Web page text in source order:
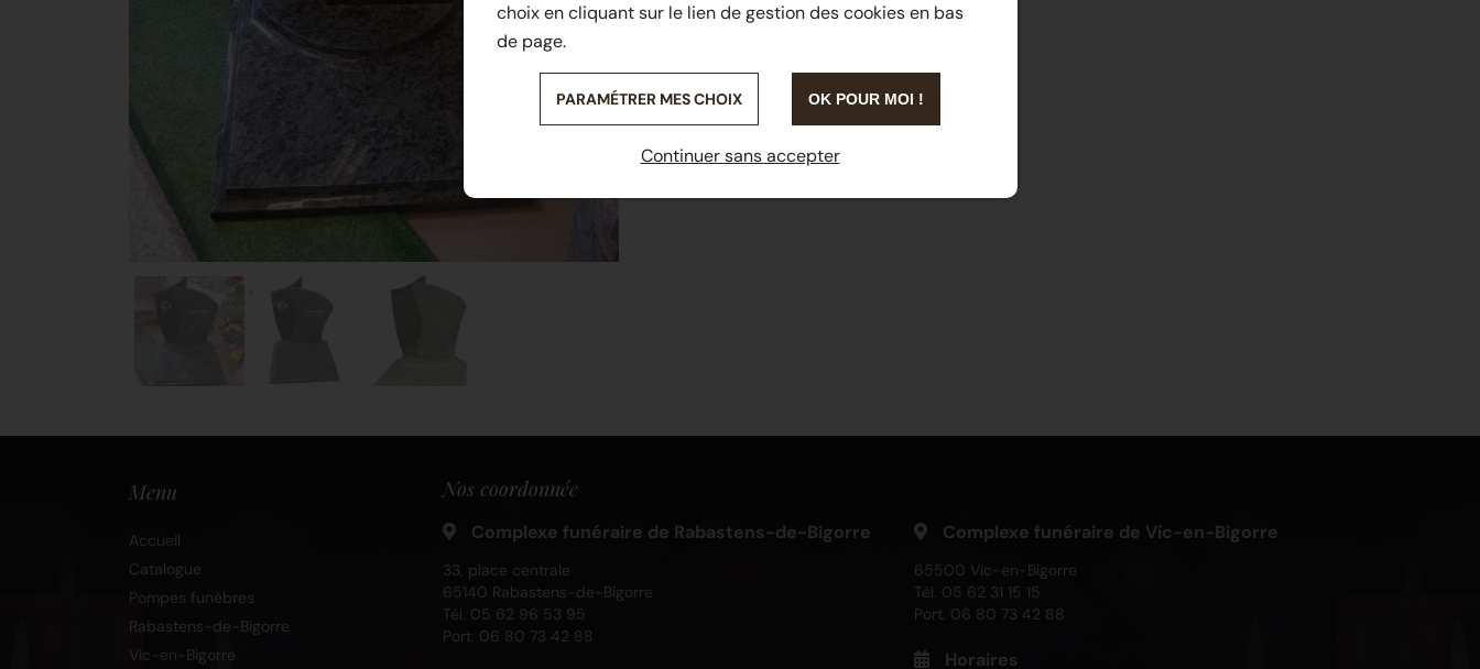
Menu
Accueil
Catalogue
Pompes funèbres
Rabastens-de-Bigorre
Vic-en-Bigorre
Nos coordonnée
Complexe funéraire de Rabastens-de-Bigorre
33, place centrale
65140 Rabastens-de-Bigorre
Tél. 05 62 96 53 95
Port. 06 80 73 42 88
Complexe funéraire de Vic-en-Bigorre
65500 Vic-en-Bigorre
Tél. 05 62 31 15 15
Port. 06 80 73 42 88
Horaires
choix en cliquant sur le lien de gestion des cookies en bas
de page.
PARAMÉTRER MES CHOIX OK POUR MOI !
Continuer sans accepter